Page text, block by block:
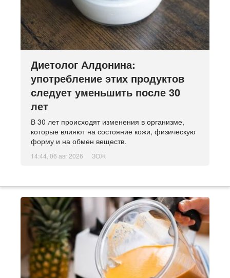
Диетолог Алдонина:
употребление этих продуктов
следует уменьшить после 30
лет
В 30 лет происходят изменения в организме,
которые влияют на состояние кожи, физическую
форму и на обмен веществ.
14:44, 06 авг 2026 ЗОЖ